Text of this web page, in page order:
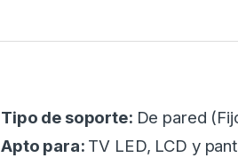
Tipo de soporte: De pared
Apto para: TV LED, LCD y